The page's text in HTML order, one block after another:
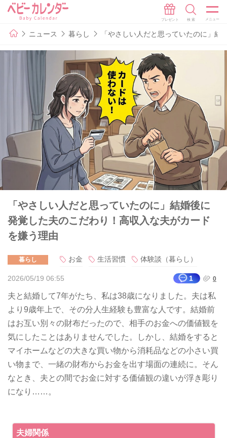
ニュース 暮らし 「やさしい人だと思っていたのに」
「やさしい人だと思っていたのに」結婚後に
発覚した夫のこだわり！高収入な夫がカード
を嫌う理由
暮らし お金 生活習慣 体験談（暮らし）
2026/05/19 06:55 1 0
夫と結婚して7年がたち、私は38歳になりました。夫は私
より9歳年上で、その分人生経験も豊富な人です。結婚前
はお互い別々の財布だったので、相手のお金への価値観を
気にしたことはありませんでした。しかし、結婚をすると
マイホームなどの大きな買い物から消耗品などの小さい買
い物まで、一緒の財布からお金を出す場面の連続に。そん
なとき、夫との間でお金に対する価値観の違いが浮き彫り
になり……。
夫婦関係